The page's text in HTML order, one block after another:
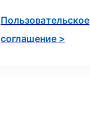
Пользовательское
соглашение >